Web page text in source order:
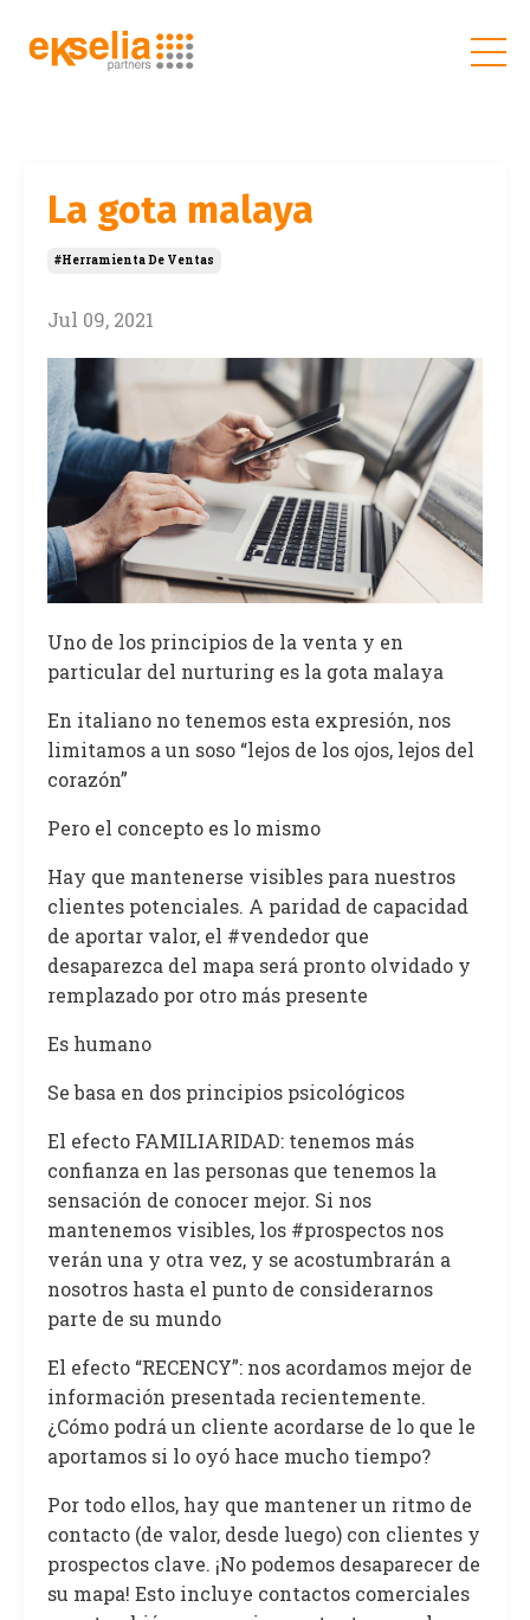
La gota malaya
#herramienta De Ventas
Jul 09, 2021
Uno de los principios de la venta y en
particular del nurturing es la gota malaya
En italiano no tenemos esta expresión, nos
limitamos a un soso “lejos de los ojos, lejos del
corazón”
Pero el concepto es lo mismo
Hay que mantenerse visibles para nuestros
clientes potenciales. A paridad de capacidad
de aportar valor, el #vendedor que
desaparezca del mapa será pronto olvidado y
remplazado por otro más presente
Es humano
Se basa en dos principios psicológicos
El efecto FAMILIARIDAD: tenemos más
confianza en las personas que tenemos la
sensación de conocer mejor. Si nos
mantenemos visibles, los #prospectos nos
verán una y otra vez, y se acostumbrarán a
nosotros hasta el punto de considerarnos
parte de su mundo
El efecto “RECENCY”: nos acordamos mejor de
información presentada recientemente.
¿Cómo podrá un cliente acordarse de lo que le
aportamos si lo oyó hace mucho tiempo?
Por todo ellos, hay que mantener un ritmo de
contacto (de valor, desde luego) con clientes y
prospectos clave. ¡No podemos desaparecer de
su mapa! Esto incluye contactos comerciales